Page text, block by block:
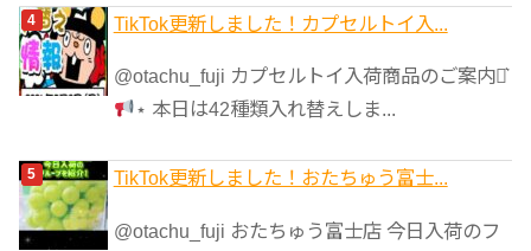
TikTok更新しました！カプセルトイ入...
@otachu_fuji カプセルトイ入荷商品のご案内⋆͛
⋆ 本日は42種類入れ替えしま...
TikTok更新しました！おたちゅう富士...
@otachu_fuji おたちゅう富士店 今日入荷のフ